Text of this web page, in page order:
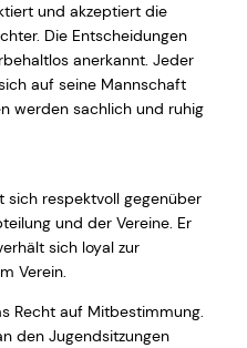
und akzeptiert die
Die Entscheidungen
anerkannt. Jeder
auf seine Mannschaft
werden sachlich und ruhig
sich respektvoll gegenüber
und der Vereine. Er
sich loyal zur
Verein.
Recht auf Mitbestimmung.
den Jugendsitzungen